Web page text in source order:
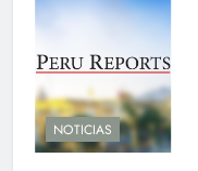
NOTICIAS